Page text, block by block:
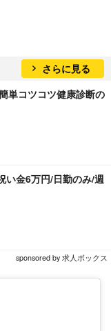
さらに見る
単コツコツ健康診断の
い金6万円/日勤のみ/週
sponsored by 求人ボックス